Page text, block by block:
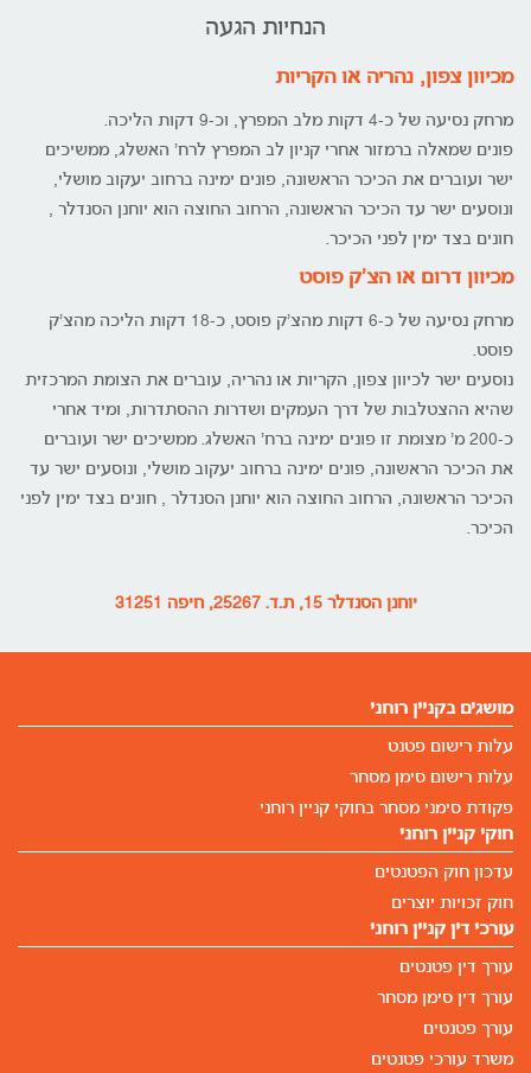
הנחיות הגעה
מכיוון צפון, נהריה או הקריות
מרחק נסיעה של כ-4 דקות מלב המפרץ, וכ-9 דקות הליכה.
פונים שמאלה ברמזור אחרי קניון לב המפרץ לרח' האשלג, ממשיכים
ישר ועוברים את הכיכר הראשונה, פונים ימינה ברחוב יעקוב מושלי,
ונוסעים ישר עד הכיכר הראשונה, הרחוב החוצה הוא יוחנן הסנדלר ,
חונים בצד ימין לפני הכיכר.
מכיוון דרום או הצ'ק פוסט
מרחק נסיעה של כ-6 דקות מהצ'ק פוסט, כ-18 דקות הליכה מהצ'ק
פוסט.
נוסעים ישר לכיוון צפון, הקריות או נהריה, עוברים את הצומת המרכזית
שהיא ההצטלבות של דרך העמקים ושדרות ההסתדרות, ומיד אחרי
כ-200 מ' מצומת זו פונים ימינה ברח' האשלג. ממשיכים ישר ועוברים
את הכיכר הראשונה, פונים ימינה ברחוב יעקוב מושלי, ונוסעים ישר עד
הכיכר הראשונה, הרחוב החוצה הוא יוחנן הסנדלר , חונים בצד ימין לפני
הכיכר.
יוחנן הסנדלר 15, ת.ד. 25267, חיפה 31251
מושגים בקניין רוחני
עלות רישום פטנט
עלות רישום סימן מסחר
פקודת סימני מסחר בחוקי קניין רוחני
חוקי קניין רוחני
עדכון חוק הפטנטים
חוק זכויות יוצרים
עורכי דין קניין רוחני
עורך דין פטנטים
עורך דין סימן מסחר
עורך פטנטים
משרד עורכי פטנטים